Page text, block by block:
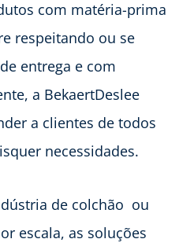
com matéria-prima
respeitando ou se
entrega e com
a BekaertDeslee
a clientes de todos
necessidades.
de colchão ou
escala, as soluções